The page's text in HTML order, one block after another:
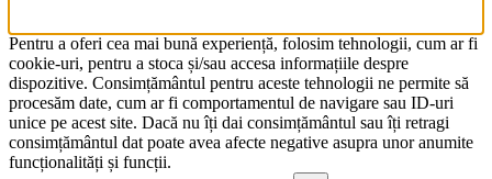
Pentru a oferi cea mai bună experiență, folosim tehnologii, cum ar fi
cookie-uri, pentru a stoca și/sau accesa informațiile despre
dispozitive. Consimțământul pentru aceste tehnologii ne permite să
procesăm date, cum ar fi comportamentul de navigare sau ID-uri
unice pe acest site. Dacă nu îți dai consimțământul sau îți retragi
consimțământul dat poate avea afecte negative asupra unor anumite
funcționalități și funcții.